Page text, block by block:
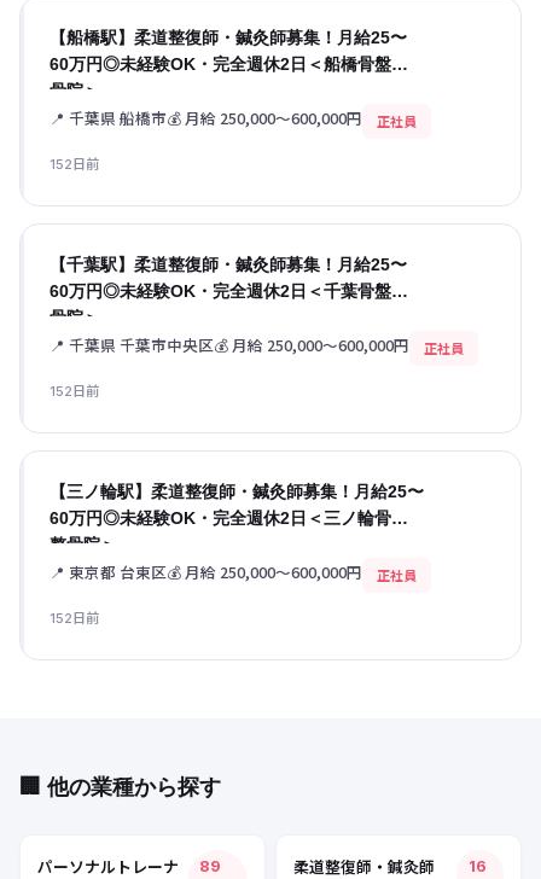
【船橋駅】柔道整復師・鍼灸師募集！月給25〜
60万円◎未経験OK・完全週休2日＜船橋骨盤整
骨院＞
📍 千葉県 船橋市💰 月給 250,000〜600,000円 正社員
152日前
【千葉駅】柔道整復師・鍼灸師募集！月給25〜
60万円◎未経験OK・完全週休2日＜千葉骨盤整
骨院＞
📍 千葉県 千葉市中央区💰 月給 250,000〜600,000円 正社員
152日前
【三ノ輪駅】柔道整復師・鍼灸師募集！月給25〜
60万円◎未経験OK・完全週休2日＜三ノ輪骨盤
整骨院＞
📍 東京都 台東区💰 月給 250,000〜600,000円 正社員
152日前
🏢 他の業種から探す
パーソナルトレーナ
89
柔道整復師・鍼灸師
16